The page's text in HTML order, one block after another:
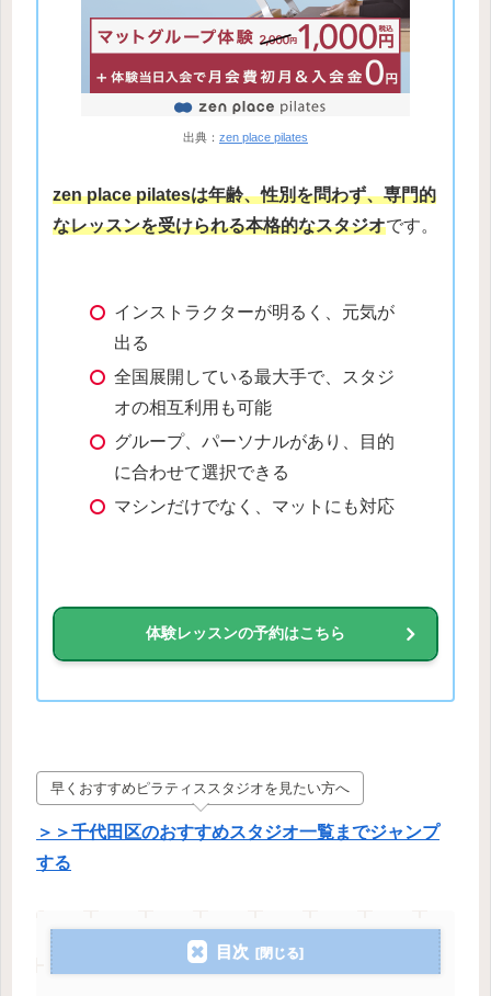
出典： zen place pilates
zen place pilatesは年齢、性別を問わず、専門的
なレッスンを受けられる本格的なスタジオです。
インストラクターが明るく、元気が
出る
全国展開している最大手で、スタジ
オの相互利用も可能
グループ、パーソナルがあり、目的
に合わせて選択できる
マシンだけでなく、マットにも対応
体験レッスンの予約はこちら
早くおすすめピラティススタジオを見たい方へ
＞＞千代田区のおすすめスタジオ一覧までジャンプ
する
目次